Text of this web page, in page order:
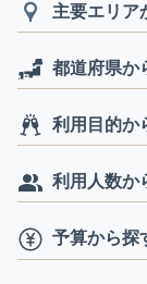
主要エリア
都道府県か
利用目的か
利用人数か
予算から探